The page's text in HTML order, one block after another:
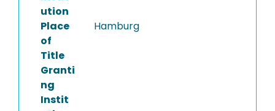
ution
Place
of
Title
Granti
ng
Instit
Hamburg